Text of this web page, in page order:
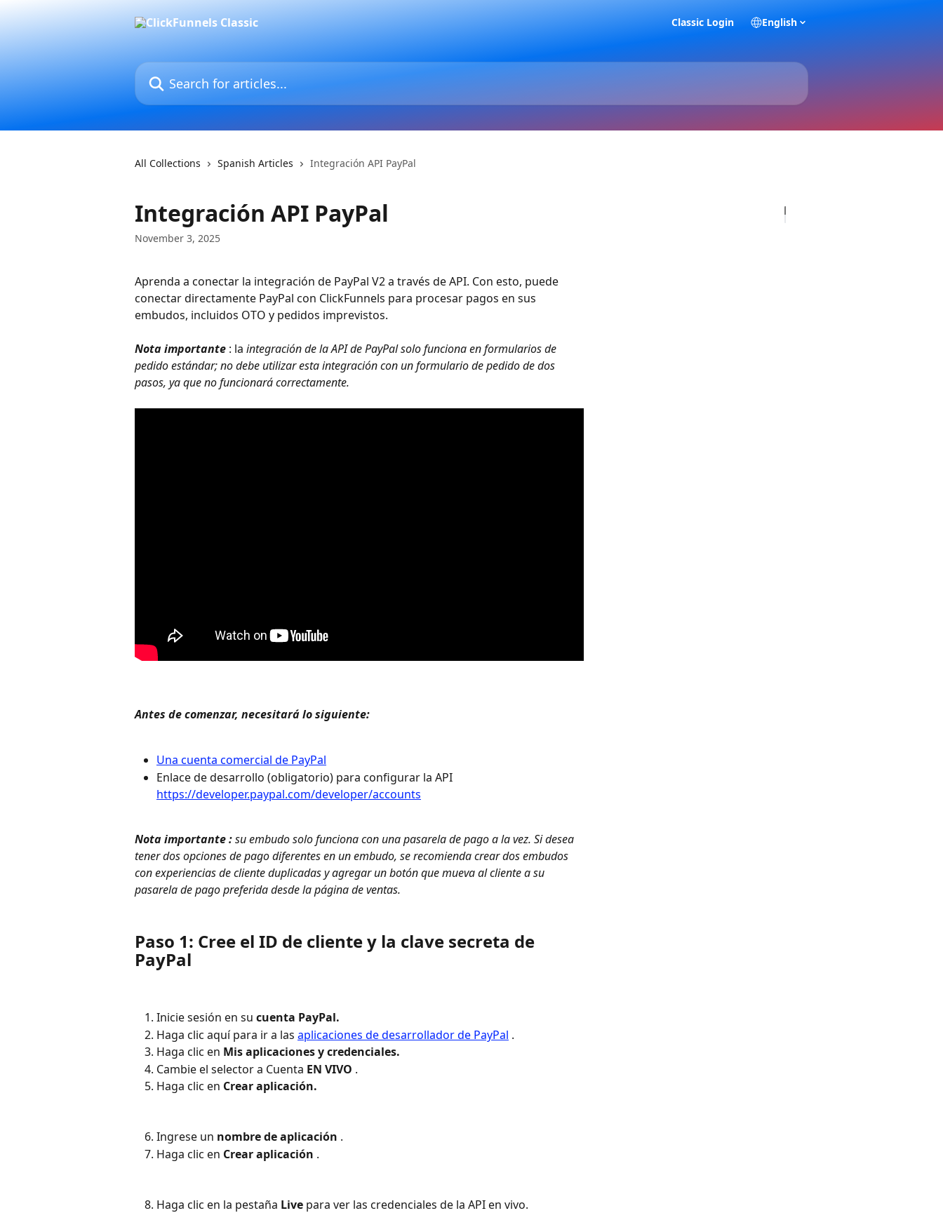
Classic Login English
Search for articles...
All Collections Spanish Articles Integración API PayPal
Integración API PayPal
November 3, 2025
Aprenda a conectar la integración de PayPal V2 a través de API. Con esto, puede
conectar directamente PayPal con ClickFunnels para procesar pagos en sus
embudos, incluidos OTO y pedidos imprevistos.
Nota importante : la integración de la API de PayPal solo funciona en formularios de
pedido estándar; no debe utilizar esta integración con un formulario de pedido de dos
pasos, ya que no funcionará correctamente.
Antes de comenzar, necesitará lo siguiente:
Una cuenta comercial de PayPal
Enlace de desarrollo (obligatorio) para configurar la API
https://developer.paypal.com/developer/accounts
Nota importante : su embudo solo funciona con una pasarela de pago a la vez. Si desea
tener dos opciones de pago diferentes en un embudo, se recomienda crear dos embudos
con experiencias de cliente duplicadas y agregar un botón que mueva al cliente a su
pasarela de pago preferida desde la página de ventas.
Paso 1: Cree el ID de cliente y la clave secreta de
PayPal
Inicie sesión en su cuenta PayPal.
Haga clic aquí para ir a las aplicaciones de desarrollador de PayPal .
Haga clic en Mis aplicaciones y credenciales.
Cambie el selector a Cuenta EN VIVO .
Haga clic en Crear aplicación.
Ingrese un nombre de aplicación .
Haga clic en Crear aplicación .
Haga clic en la pestaña Live para ver las credenciales de la API en vivo.